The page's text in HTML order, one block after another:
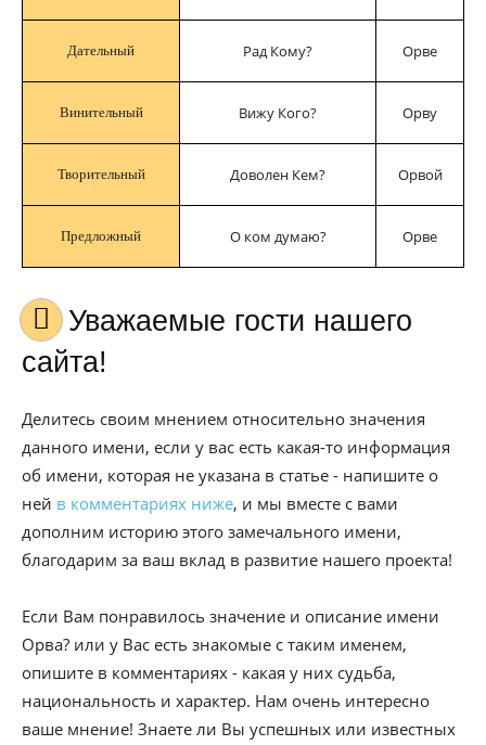
Дательный Рад Кому? Орве
Винительный Вижу Кого? Орву
Творительный Доволен Кем? Орвой
Предложный О ком думаю? Орве
Уважаемые гости нашего
сайта!
Делитесь своим мнением относительно значения
данного имени, если у вас есть какая-то информация
об имени, которая не указана в статье - напишите о
ней в комментариях ниже, и мы вместе с вами
дополним историю этого замечального имени,
благодарим за ваш вклад в развитие нашего проекта!
Если Вам понравилось значение и описание имени
Орва? или у Вас есть знакомые с таким именем,
опишите в комментариях - какая у них судьба,
национальность и характер. Нам очень интересно
ваше мнение! Знаете ли Вы успешных или известных